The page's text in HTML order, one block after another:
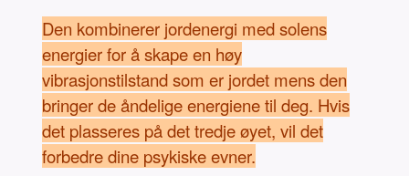
Den kombinerer jordenergi med solens
energier for å skape en høy
vibrasjonstilstand som er jordet mens den
bringer de åndelige energiene til deg. Hvis
det plasseres på det tredje øyet, vil det
forbedre dine psykiske evner.